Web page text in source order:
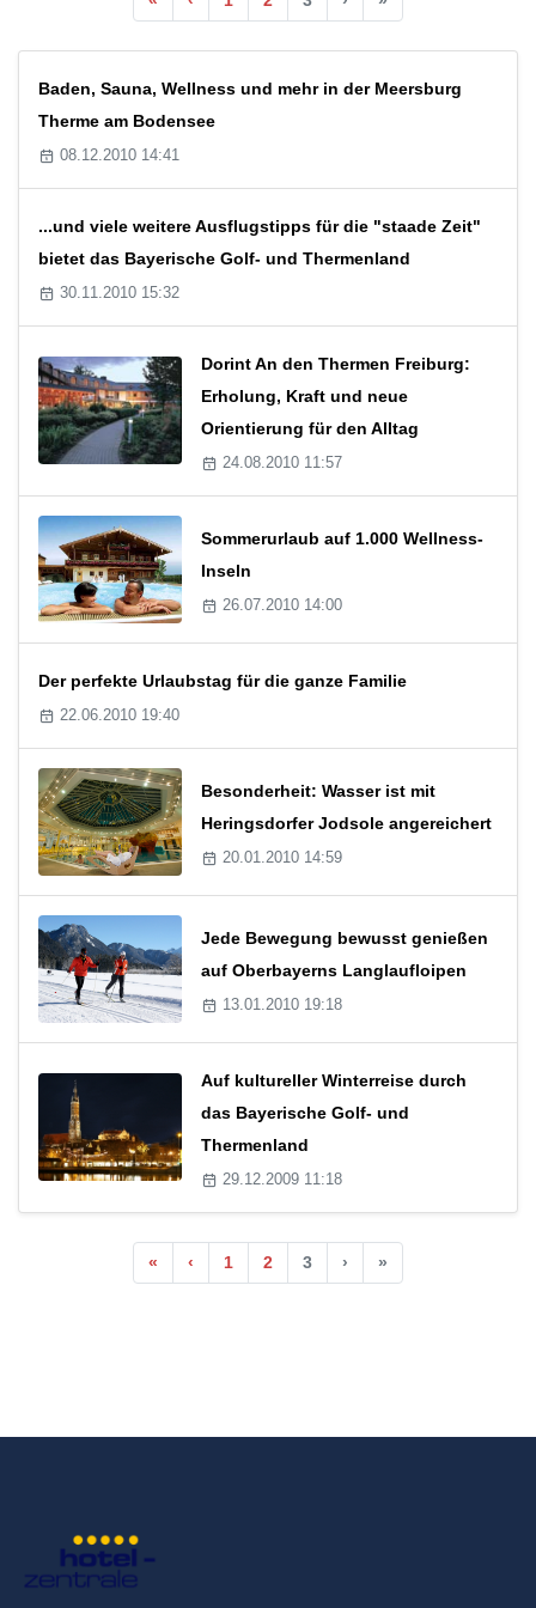
Baden, Sauna, Wellness und mehr in der Meersburg
Therme am Bodensee
08.12.2010 14:41
...und viele weitere Ausflugstipps für die "staade Zeit"
bietet das Bayerische Golf- und Thermenland
30.11.2010 15:32
Dorint An den Thermen Freiburg:
Erholung, Kraft und neue
Orientierung für den Alltag
24.08.2010 11:57
Sommerurlaub auf 1.000 Wellness-
Inseln
26.07.2010 14:00
Der perfekte Urlaubstag für die ganze Familie
22.06.2010 19:40
Besonderheit: Wasser ist mit
Heringsdorfer Jodsole angereichert
20.01.2010 14:59
Jede Bewegung bewusst genießen
auf Oberbayerns Langlaufloipen
13.01.2010 19:18
Auf kultureller Winterreise durch
das Bayerische Golf- und
Thermenland
29.12.2009 11:18
« ‹ 1 2 3 › »